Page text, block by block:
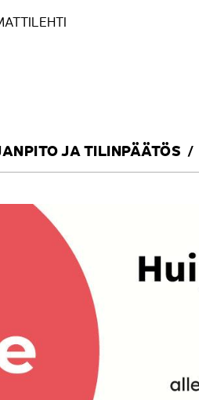
JA TILINPÄÄTÖS